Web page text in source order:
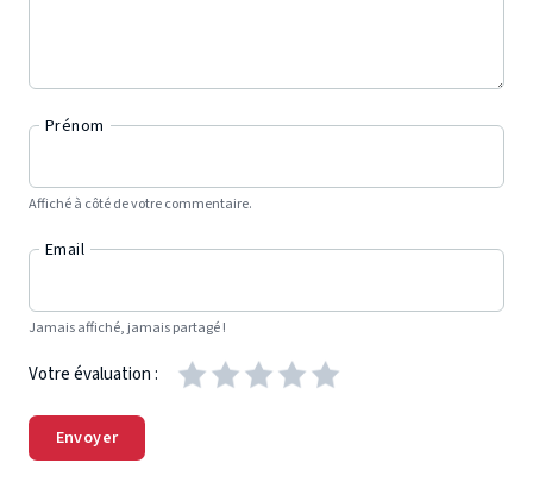
Prénom
Affiché à côté de votre commentaire.
Email
Jamais affiché, jamais partagé !
Votre évaluation :
Envoyer